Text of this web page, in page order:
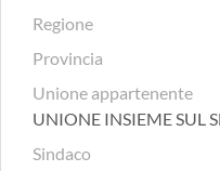
Regione
Provincia
Unione appartenente
UNIONE INSIEME SUL
Sindaco